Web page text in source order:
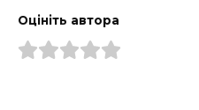
Оцініть автора